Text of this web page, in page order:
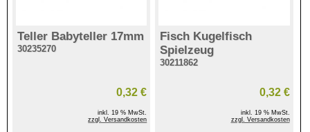
Teller Babyteller 17mm
30235270
0,32 €
inkl. 19 % MwSt.
zzgl. Versandkosten
Fisch Kugelfisch
Spielzeug
30211862
0,32 €
inkl. 19 % MwSt.
zzgl. Versandkosten